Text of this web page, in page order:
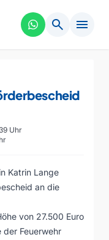
search menu
Uhr
Katrin Lange
an die
von 27.500 Euro
der Feuerwehr